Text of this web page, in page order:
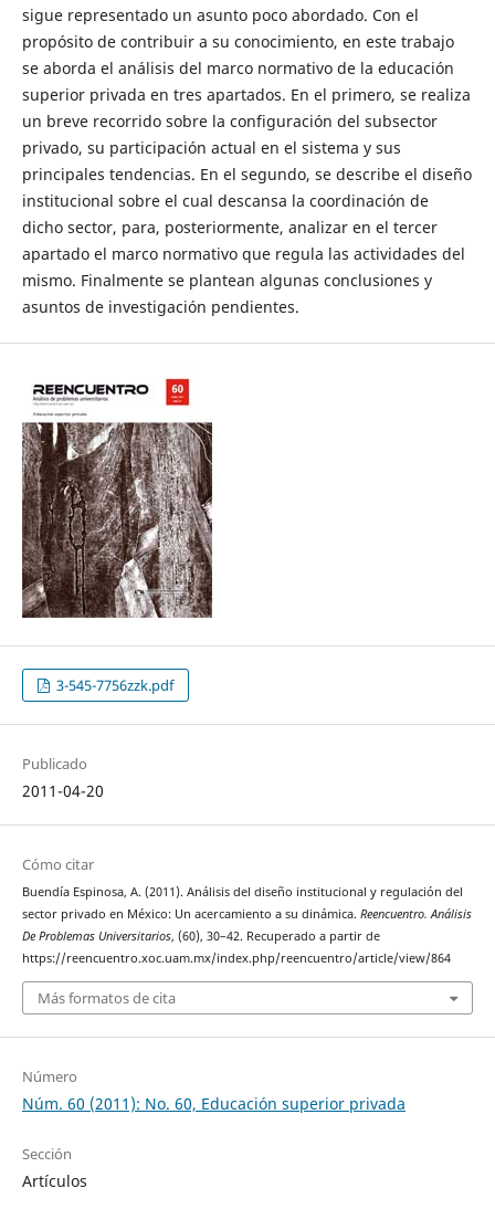
sigue representado un asunto poco abordado. Con el
propósito de contribuir a su conocimiento, en este trabajo
se aborda el análisis del marco normativo de la educación
superior privada en tres apartados. En el primero, se realiza
un breve recorrido sobre la configuración del subsector
privado, su participación actual en el sistema y sus
principales tendencias. En el segundo, se describe el diseño
institucional sobre el cual descansa la coordinación de
dicho sector, para, posteriormente, analizar en el tercer
apartado el marco normativo que regula las actividades del
mismo. Finalmente se plantean algunas conclusiones y
asuntos de investigación pendientes.
3-545-7756zzk.pdf
Publicado
2011-04-20
Cómo citar
Buendía Espinosa, A. (2011). Análisis del diseño institucional y regulación del
sector privado en México: Un acercamiento a su dinámica. Reencuentro. Análisis
De Problemas Universitarios, (60), 30–42. Recuperado a partir de
https://reencuentro.xoc.uam.mx/index.php/reencuentro/article/view/864
Más formatos de cita
Número
Núm. 60 (2011): No. 60, Educación superior privada
Sección
Artículos